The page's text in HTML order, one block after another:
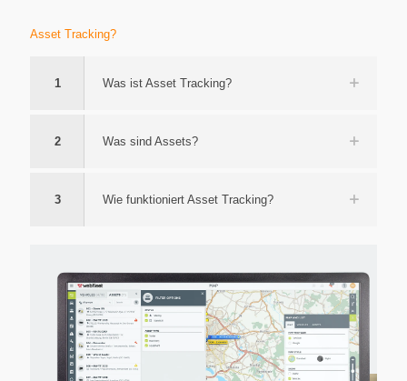
Asset Tracking?
1 Was ist Asset Tracking?
2 Was sind Assets?
3 Wie funktio­niert Asset Tracking?